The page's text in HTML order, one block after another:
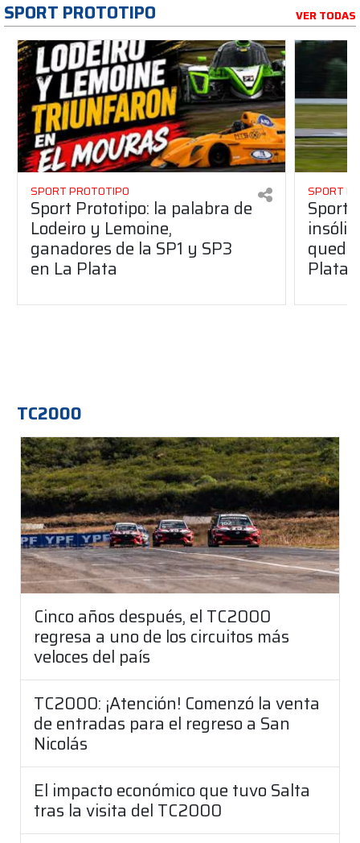
SPORT PROTOTIPO VER TODAS
SPORT PROTOTIPO
Sport Prototipo: la palabra de
Lodeiro y Lemoine,
ganadores de la SP1 y SP3
en La Plata
SPORT
Sport
Plata
TC2000
Cinco años después, el TC2000
regresa a uno de los circuitos más
veloces del país
TC2000: ¡Atención! Comenzó la venta
de entradas para el regreso a San
Nicolás
El impacto económico que tuvo Salta
tras la visita del TC2000